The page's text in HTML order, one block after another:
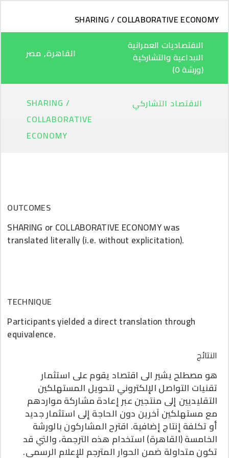
تجاوز إلى المحتوى الرئيسي
SHARING / COLLABORATIVE ECONOMY
الاقتصاديات العمرانية
الابداعية والتشاركية
(ورشة ٥)
القاهرة‎, مصر
الاقتصاد التشاركي
SHARING /
COLLABORATIVE
ECONOMY
OUTCOMES
SHARING or COLLABORATIVE ECONOMY was
translated literally (i.e. without explicitation).
TECHNIQUE
Participants yielded a direct translation through
equivalence.
النتائج
هو مصطلح يشير الى اقتصاد يقوم على استثمار
تقنيات التواصل الإلكتروني لتحويل المستهلكين
التقليديين إلى منتجين عبر إعادة مشاركة مواردهم
مع مستهلكين آخرين دون الحاجة إلى استثمار جديد
أو تكلفة إنتاج إضافية. اقترح المشاركون بالورشة
الخامسة (القاهرة) استخدام هذه الترجمة، والتي قد
تكون متداولة ضمن الحوار المترجم للإعلام الرسمي.